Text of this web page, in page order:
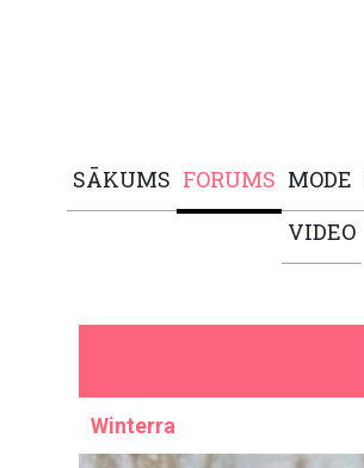
SĀKUMS FORUMS MODE
VIDEO
Winterra